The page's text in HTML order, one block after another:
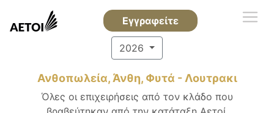
Εγγραφείτε
2026
Ανθοπωλεία, Άνθη, Φυτά - Λουτρακι
Όλες οι επιχειρήσεις από τον κλάδο που